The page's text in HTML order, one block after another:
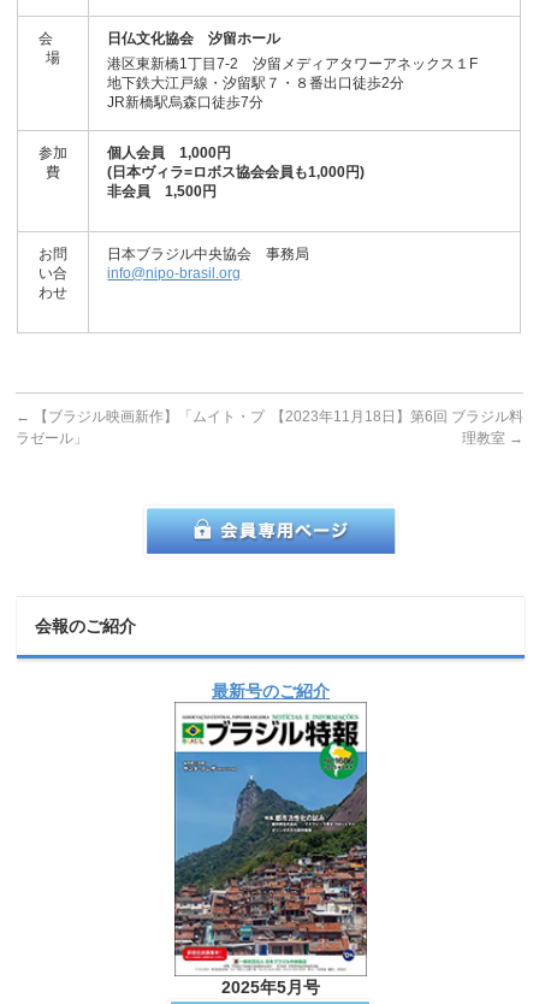
会
場
日仏文化協会 汐留ホール
港区東新橋1丁目7-2 汐留メディアタワーアネックス１F
地下鉄大江戸線・汐留駅７・８番出口徒歩2分
JR新橋駅烏森口徒歩7分
参加
費
個人会員1,000円
(日本ヴィラ=ロボス協会会員も1,000円)
非会員 1,500円
お問
い合
わせ
日本ブラジル中央協会 事務局
info@nipo-brasil.org
←
【ブラジル映画新作】「ムイト・プ
ラゼール」
【2023年11月18日】第6回 ブラジル料
理教室 →
会報のご紹介
最新号のご紹介
2025年5月号